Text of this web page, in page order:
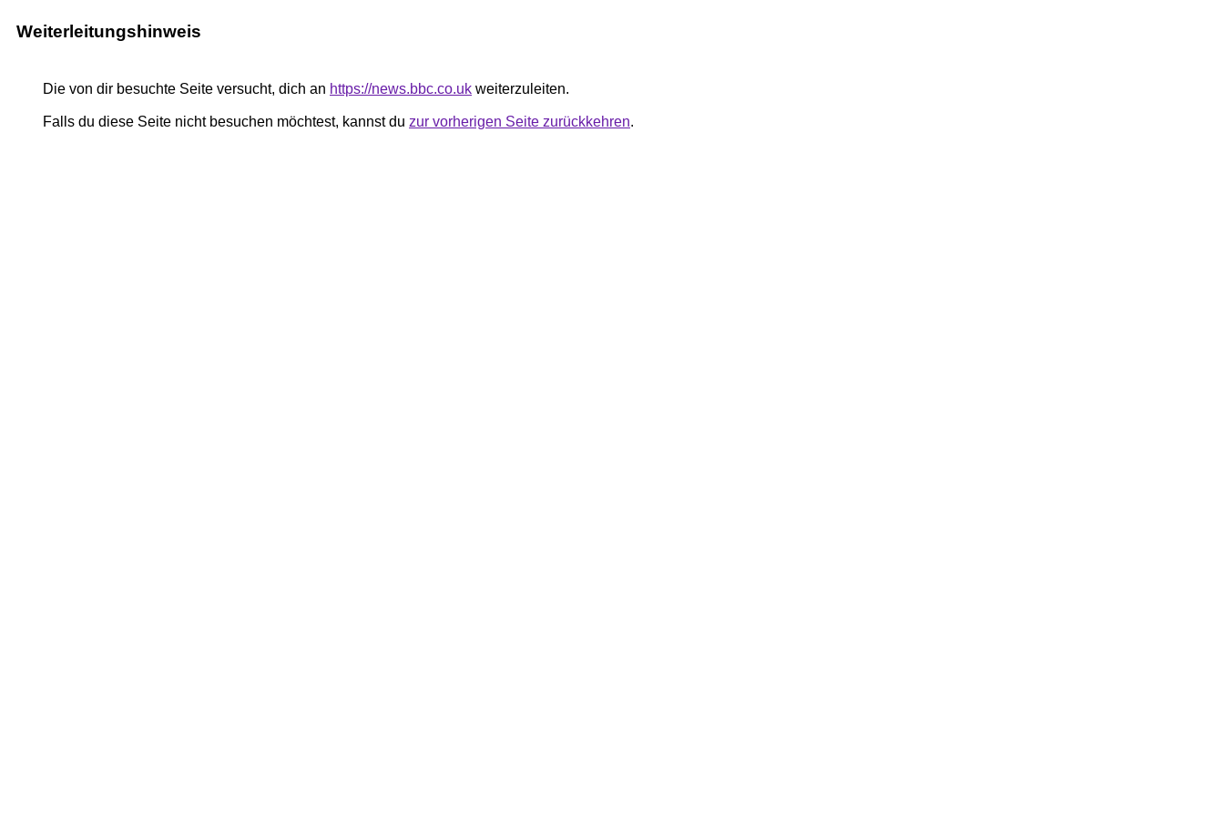
Weiterleitungshinweis
Die von dir besuchte Seite versucht, dich an https://news.bbc.co.uk weiterzuleiten.
Falls du diese Seite nicht besuchen möchtest, kannst du zur vorherigen Seite zurückkehren.